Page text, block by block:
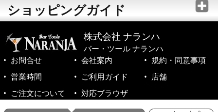
ショッピングガイド
株式会社 ナランハ
バー・ツール ナランハ
お問合せ
会社案内
規約・同意事項
営業時間
ご利用ガイド
店舗
ご注文について
対応ブラウザ
©1999-2026 NARANJA Inc. All Rights Reserved.